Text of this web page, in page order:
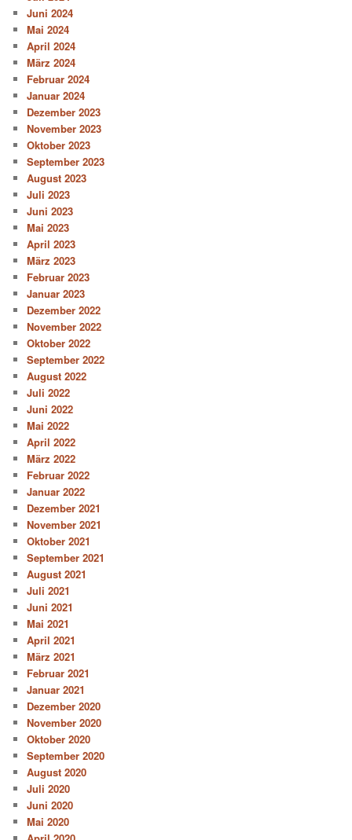
Juni 2024
Mai 2024
April 2024
März 2024
Februar 2024
Januar 2024
Dezember 2023
November 2023
Oktober 2023
September 2023
August 2023
Juli 2023
Juni 2023
Mai 2023
April 2023
März 2023
Februar 2023
Januar 2023
Dezember 2022
November 2022
Oktober 2022
September 2022
August 2022
Juli 2022
Juni 2022
Mai 2022
April 2022
März 2022
Februar 2022
Januar 2022
Dezember 2021
November 2021
Oktober 2021
September 2021
August 2021
Juli 2021
Juni 2021
Mai 2021
April 2021
März 2021
Februar 2021
Januar 2021
Dezember 2020
November 2020
Oktober 2020
September 2020
August 2020
Juli 2020
Juni 2020
Mai 2020